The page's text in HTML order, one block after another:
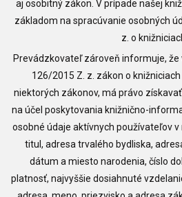
aj osobitný zákon. V prípade našej
základom na spracúvanie osobných
z. o
Prevádzkovateľ zároveň informuje,
126/2015 Z. z. zákon o
niektorých zákonov, má právo
na účel poskytovania knižnično-
osobné údaje aktívnych používateľov
titul, adresa trvalého bydliska,
dátum a miesto narodenia, číslo
platnosť, najvyššie dosiahnuté